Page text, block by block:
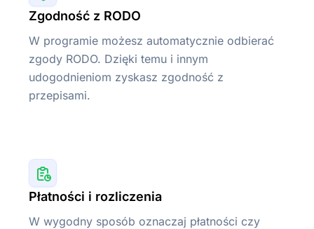
Zgodność z RODO
W programie możesz automatycznie odbierać
zgody RODO. Dzięki temu i innym
udogodnieniom zyskasz zgodność z
przepisami.
Płatności i rozliczenia
W wygodny sposób oznaczaj płatności czy